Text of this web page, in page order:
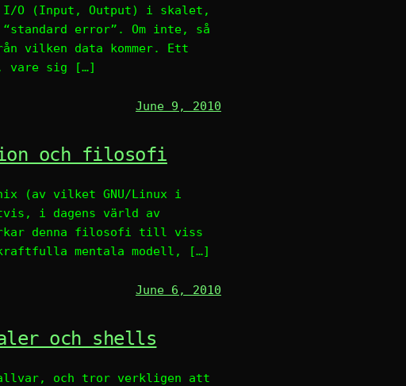
I/O (Input, Output) i skalet,
error”. Om inte, så
vilken data kommer. Ett
vare sig […]
June 9, 2010
och filosofi
(av vilket GNU/Linux i
i dagens värld av
denna filosofi till viss
mentala modell, […]
June 6, 2010
och shells
och tror verkligen att